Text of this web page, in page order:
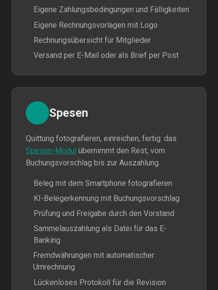
Eigene Zahlungsbedingungen und Fälligkeiten
Eigene Rechnungsvorlagen mit Logo
Rechnungsübersicht für Mitglieder
Versand per E-Mail oder als Brief per Post
Spesen
Quittung fotografieren, einreichen, fertig: das
Spesen-Modul übernimmt den Rest, vom
Buchungsvorschlag bis zur Auszahlung.
Beleg mit dem Smartphone fotografieren
KI-Belegerkennung mit Buchungsvorschlag
Prüfung und Freigabe durch den Vorstand
Sammelauszahlung als Datei für das E-
Banking
Fremdwährungen mit automatischer
Umrechnung
Lückenloses Protokoll für die Revision